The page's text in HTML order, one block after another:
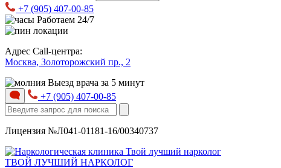
+7 (905) 407-00-85
Работаем 24/7
Адрес Call-центра:
Москва, Золоторожский пр., 2
Выезд врача за 5 минут
+7 (905) 407-00-85
Лицензия №Л041-01181-16/00340737
ТВОЙ ЛУЧШИЙ НАРКОЛОГ